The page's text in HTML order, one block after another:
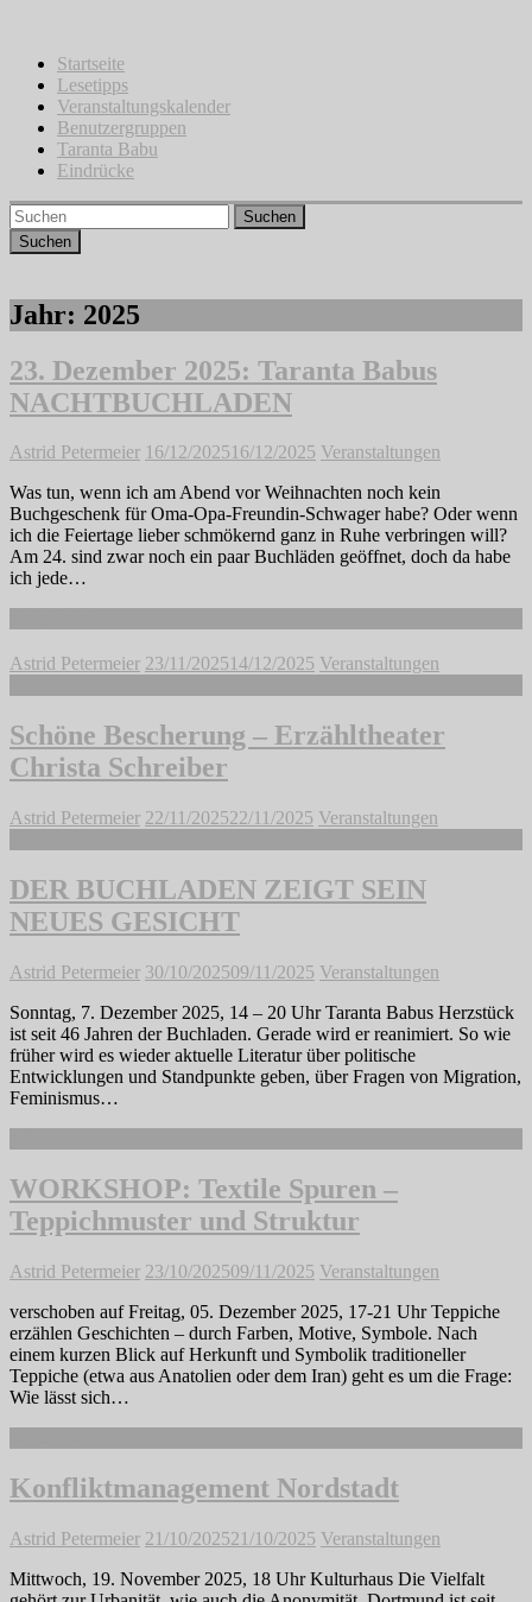
springenStartseite
Lesetipps
Veranstaltungskalender
Benutzergruppen
Taranta Babu
Eindrücke
Suchen
Jahr: 2025
23. Dezember 2025: Taranta Babus
NACHTBUCHLADEN
Astrid Petermeier 16/12/202516/12/2025 Veranstaltungen
Was tun, wenn ich am Abend vor Weihnachten noch kein
Buchgeschenk für Oma-Opa-Freundin-Schwager habe? Oder wenn
ich die Feiertage lieber schmökernd ganz in Ruhe verbringen will?
Am 24. sind zwar noch ein paar Buchläden geöffnet, doch da habe
ich jede…
Astrid Petermeier 23/11/202514/12/2025 Veranstaltungen
Schöne Bescherung – Erzähltheater
Christa Schreiber
Astrid Petermeier 22/11/202522/11/2025 Veranstaltungen
DER BUCHLADEN ZEIGT SEIN
NEUES GESICHT
Astrid Petermeier 30/10/202509/11/2025 Veranstaltungen
Sonntag, 7. Dezember 2025, 14 – 20 Uhr Taranta Babus Herzstück
ist seit 46 Jahren der Buchladen. Gerade wird er reanimiert. So wie
früher wird es wieder aktuelle Literatur über politische
Entwicklungen und Standpunkte geben, über Fragen von Migration,
Feminismus…
WORKSHOP: Textile Spuren –
Teppichmuster und Struktur
Astrid Petermeier 23/10/202509/11/2025 Veranstaltungen
verschoben auf Freitag, 05. Dezember 2025, 17-21 Uhr Teppiche
erzählen Geschichten – durch Farben, Motive, Symbole. Nach
einem kurzen Blick auf Herkunft und Symbolik traditioneller
Teppiche (etwa aus Anatolien oder dem Iran) geht es um die Frage:
Wie lässt sich…
Konfliktmanagement Nordstadt
Astrid Petermeier 21/10/202521/10/2025 Veranstaltungen
Mittwoch, 19. November 2025, 18 Uhr Kulturhaus Die Vielfalt